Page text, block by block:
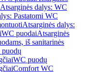
Atsarginės dalys: WC
Pastatomi WC
Atsarginės dalys:
WC puodaiAtsarginės
iš sanitarinės
WC puodų
Comfort WC